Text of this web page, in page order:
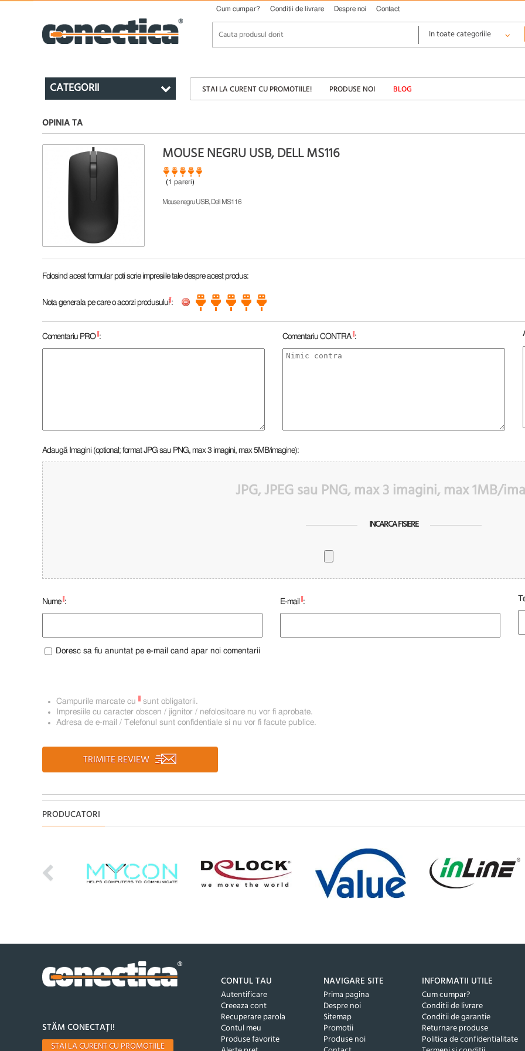
Cum cumpar? Conditii de livrare Despre noi Contact
CATEGORII STAI LA CURENT CU PROMOTIILE! PRODUSE NOI BLOG
OPINIA TA
MOUSE NEGRU USB, DELL MS116
(1 pareri)
Mouse negru USB, Dell MS116
Folosind acest formular poti scrie impresiile tale despre acest produs:
Nota generala pe care o acorzi produsului :
Comentariu PRO : Comentariu CONTRA :
Adaugă Imagini (optional; format JPG sau PNG, max 3 imagini, max 5MB/imagine):
JPG, JPEG sau PNG, max 3 imagini, max 1MB/
INCARCA FISIERE
Nume : E-mail :
Doresc sa fiu anuntat pe e-mail cand apar noi comentarii
Campurile marcate cu
sunt obligatorii.
Impresiile cu caracter obscen / jignitor / nefolositoare nu vor fi aprobate.
Adresa de e-mail / Telefonul sunt confidentiale si nu vor fi facute publice.
TRIMITE REVIEW
PRODUCATORI
STĂM CONECTAȚI!
STAI LA CURENT CU PROMOTIILE
CONTUL TAU
Autentificare
Creeaza cont
Recuperare parola
Contul meu
Produse favorite
NAVIGARE SITE
Prima pagina
Despre noi
Sitemap
Promotii
Produse noi
INFORMATII UTILE
Cum cumpar?
Conditii de livrare
Conditii de garantie
Returnare produse
Politica de confidentialitate